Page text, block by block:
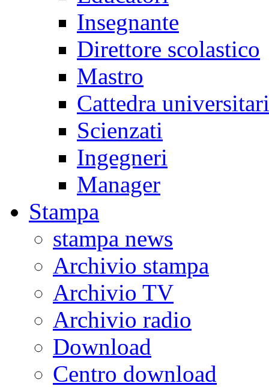
Insegnante
Direttore scolastico
Mastro
Cattedra
Scienzati
Ingegneri
Manager
Stampa
stampa news
Archivio stampa
Archivio TV
Archivio radio
Download
Centro download